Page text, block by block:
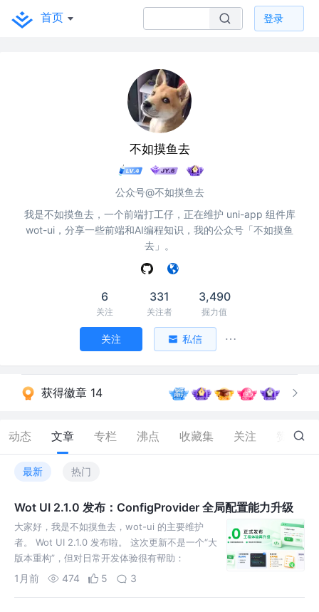
首页 登录
不如摸鱼去
公众号@不如摸鱼去
我是不如摸鱼去，一个前端打工仔，正在维护 uni-app 组件库
wot-ui，分享一些前端和AI编程知识，我的公众号「不如摸鱼
去」。
6
关注
331
关注者
3,490
掘力值
关注 私信
获得徽章 14
动态 文章 专栏 沸点 收藏集 关注 124
最新 热门
Wot UI 2.1.0 发布：ConfigProvider 全局配置能力升级
大家好，我是不如摸鱼去，wot-ui 的主要维护
者。 Wot UI 2.1.0 发布啦。 这次更新不是一个“大
版本重构”，但对日常开发体验很有帮助：
ConfigProvider 的全局配置能力进一
1月前 474 5 3